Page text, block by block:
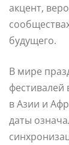
акцент,
будущего.
В мире
фестивалей
в Азии и
даты